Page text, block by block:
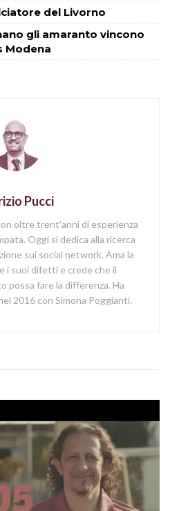
del Livorno
gli amaranto vincono
Modena
Pucci
oltre trent'anni di esperienza
Oggi si dedica alla ricerca
sui social network. Ama la
i suoi difetti e crede che il
possa fare la differenza. Ha
2016 con Simona Poggianti.